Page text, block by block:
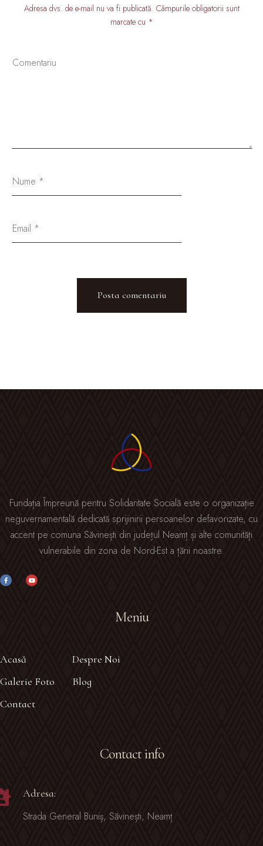
Adresa dvs. de e-mail nu va fi publicată. Câmpurile obligatorii sunt
marcate cu *
Fundația Împreună pentru Solidaritate Socială este o organizație
neguvernamentală dedicată sprijinirii persoanelor defavorizate, cu
accent pe comuna Săvinești din județul Neamț și alte comunități
vulnerabile din zona de Nord-Est a țării noastre.
Meniu
Acasă
Despre Noi
Galerie Foto
Blog
Contact
Contact info
Adresa:
Strada General Buniș, Săvinești, Neamț